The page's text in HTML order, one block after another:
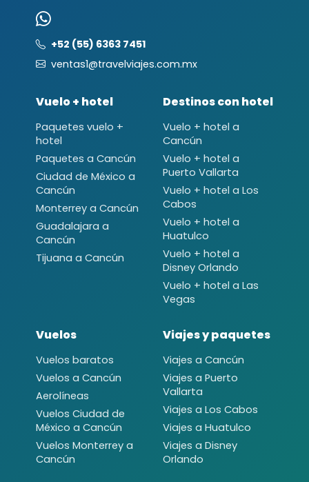
+52 (55) 6363 7451
ventas1@travelviajes.com.mx
Vuelo + hotel
Paquetes vuelo +
hotel
Paquetes a Cancún
Ciudad de México a
Cancún
Monterrey a Cancún
Guadalajara a
Cancún
Tijuana a Cancún
Destinos con hotel
Vuelo + hotel a
Cancún
Vuelo + hotel a
Puerto Vallarta
Vuelo + hotel a Los
Cabos
Vuelo + hotel a
Huatulco
Vuelo + hotel a
Disney Orlando
Vuelo + hotel a Las
Vegas
Vuelos
Vuelos baratos
Vuelos a Cancún
Aerolíneas
Vuelos Ciudad de
México a Cancún
Vuelos Monterrey a
Cancún
Viajes y paquetes
Viajes a Cancún
Viajes a Puerto
Vallarta
Viajes a Los Cabos
Viajes a Huatulco
Viajes a Disney
Orlando